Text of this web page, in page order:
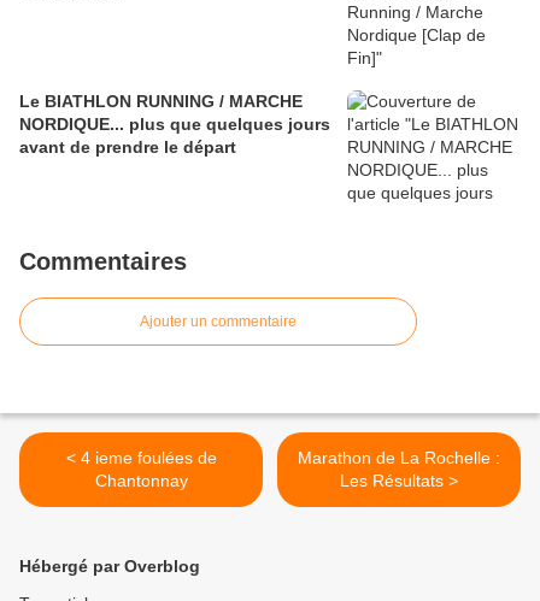
Le BIATHLON RUNNING / MARCHE
NORDIQUE... plus que quelques jours
avant de prendre le départ
Commentaires
Ajouter un commentaire
< 4 ieme foulées de
Chantonnay
Marathon de La Rochelle :
Les Résultats >
Hébergé par Overblog